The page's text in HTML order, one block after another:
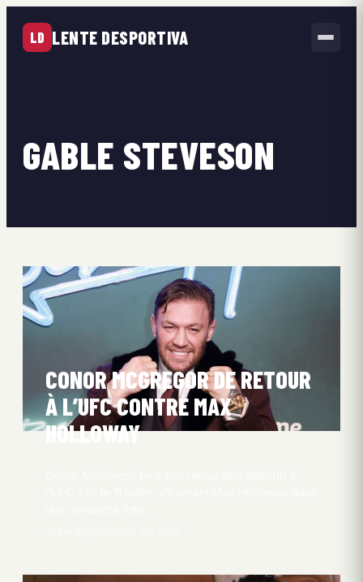
LD LENTE DESPORTIVA
GABLE STEVESON
CONOR MCGREGOR DE RETOUR
À L’UFC CONTRE MAX
HOLLOWAY